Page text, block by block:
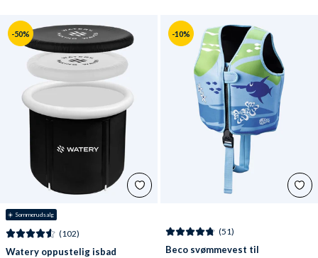
-50%
☀️ Sommerudsalg
(102)
Watery oppustelig isbad
-10%
(51)
Beco svømmevest til